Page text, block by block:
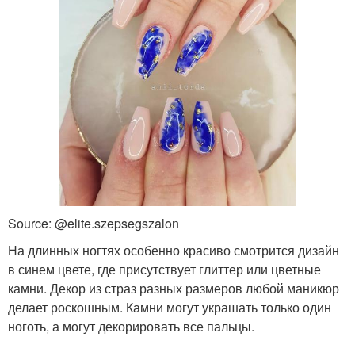
Source: @elite.szepsegszalon
На длинных ногтях особенно красиво смотрится дизайн
в синем цвете, где присутствует глиттер или цветные
камни. Декор из страз разных размеров любой маникюр
делает роскошным. Камни могут украшать только один
ноготь, а могут декорировать все пальцы.